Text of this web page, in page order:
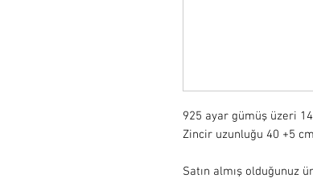
925 ayar gümüş üzeri
Zincir uzunluğu 40 +5 cm
Satın almış olduğunuz